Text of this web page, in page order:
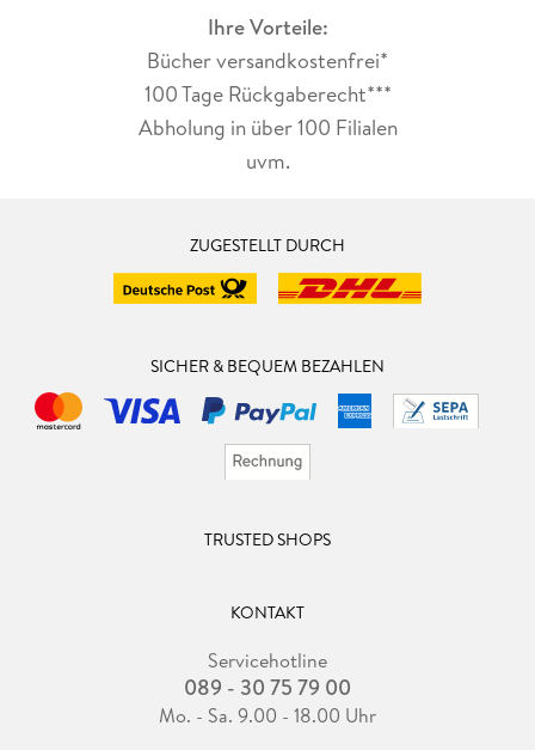
Ihre Vorteile:
Bücher versandkostenfrei*
100 Tage Rückgaberecht***
Abholung in über 100 Filialen
uvm.
ZUGESTELLT DURCH
SICHER & BEQUEM BEZAHLEN
TRUSTED SHOPS
KONTAKT
Servicehotline
089 - 30 75 79 00
Mo. - Sa. 9.00 - 18.00 Uhr